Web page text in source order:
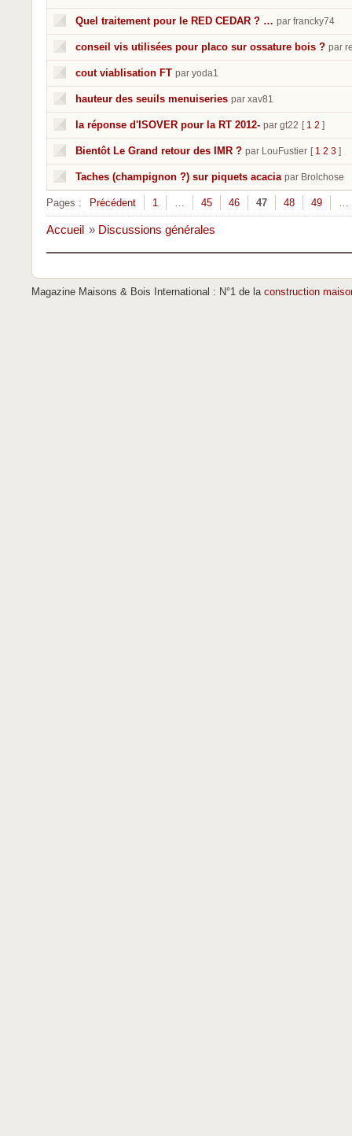
Quel traitement pour le RED CEDAR ? … par francky74
conseil vis utilisées pour placo sur ossature bois ? par
cout viablisation FT par yoda1
hauteur des seuils menuiseries par xav81
la réponse d'ISOVER pour la RT 2012- par gt22 [ 1 2 ]
Bientôt Le Grand retour des IMR ? par LouFustier [ 1 2 3 ]
Taches (champignon ?) sur piquets acacia par Brolchose
Pages : Précédent 1 … 45 46 47 48 49 …
Accueil » Discussions générales
Magazine Maisons & Bois International : N°1 de la construction